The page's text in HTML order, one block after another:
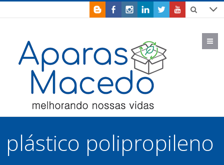
plástico polipropileno